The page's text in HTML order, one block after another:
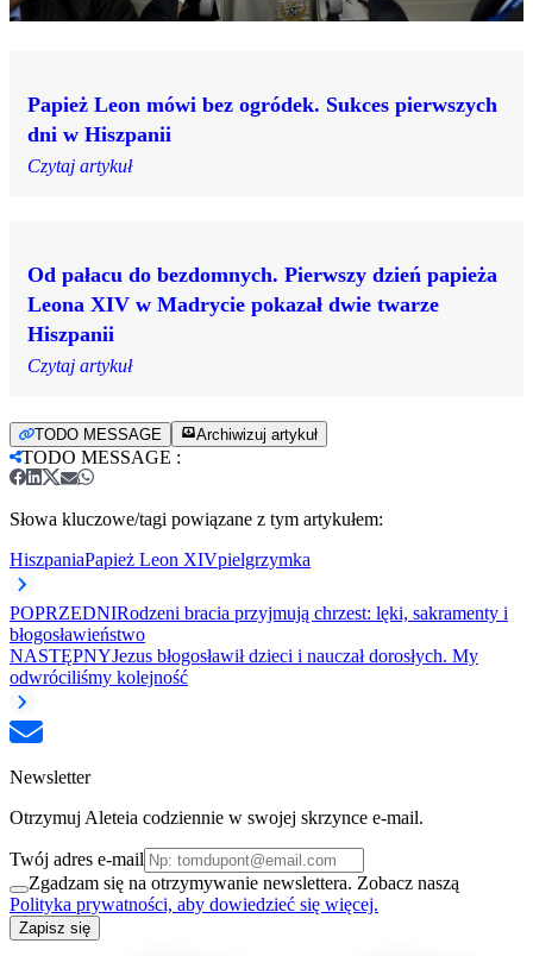
Papież Leon mówi bez ogródek. Sukces pierwszych
dni w Hiszpanii
Czytaj artykuł
Od pałacu do bezdomnych. Pierwszy dzień papieża
Leona XIV w Madrycie pokazał dwie twarze
Hiszpanii
Czytaj artykuł
TODO MESSAGE Archiwizuj artykuł
TODO MESSAGE :
Słowa kluczowe/tagi powiązane z tym artykułem:
HiszpaniaPapież Leon XIVpielgrzymka
POPRZEDNIRodzeni bracia przyjmują chrzest: lęki, sakramenty i
błogosławieństwo
NASTĘPNYJezus błogosławił dzieci i nauczał dorosłych. My
odwróciliśmy kolejność
Newsletter
Otrzymuj Aleteia codziennie w swojej skrzynce e-mail.
Twój adres e-mail
Zgadzam się na otrzymywanie newslettera. Zobacz naszą
Polityka prywatności, aby dowiedzieć się więcej.
Zapisz się